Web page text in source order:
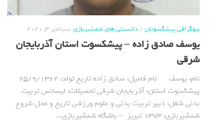
بیوگرافی پیشکسوتان/دانستنی های شمشیربازی سپتامبر 3, 2020
یوسف صادق زاده – پیشکسوت استان آذربایجان
شرقی
نام: یوسف نام فامیل: صادق زاده تاریخ تولد: 25/9/1362
پیشکسوت استان: آذربایجان شرقی تحصیلات: لیسانس تربیت
بدنی شغل: دبیر تربیت بدنی و علوم ورزشی تاریخ و محل شروع
شمشیربازی: 1373 تبریز – باشگاه شمشیربازی...